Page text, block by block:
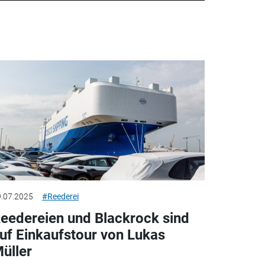
#Reederei
und Blackrock sind
Einkaufstour von Lukas